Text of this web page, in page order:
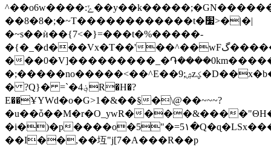
^��o6w����:ݻ��y��k�����;�GN�������o��igr�1���v^�����Q_V������{=���������[�e���O������r�����u?v6��]>��\}
��8�8�;�~T������������t�׷˃�|�|
�~s��ѝ��{7<�}=���t�%�����-
�{�_�d���Vx�T��'��^��wFگ������CP�ڽ~��o���oP,O���5������U����]gu�����ǽ�~
�
�;�����no�����<��^E��ۺ;9zؼ�D��x�b�u��_�j���G��Κ�ۣ�����~eG�B�C~Y]��k>����DVM�J�$j�,���DF͎#�#V+ô�����0�X�$*�v@���L|
� ?Q}� =`�؋4R�H�?
E��ҰYWd�o�G>1�&��§�\@��~~~?
�u��ȱ��M�r�O_уwR����&���
�i�)�p����o�5"�=5١�Q�ɋ�LSx����uAN��K}
��I��,��坘"j[7�A���R��p